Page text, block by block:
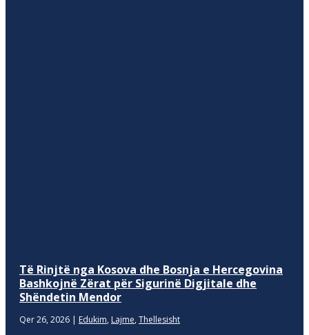
Të Rinjtë nga Kosova dhe Bosnja e Hercegovina
Bashkojnë Zërat për Sigurinë Digjitale dhe
Shëndetin Mendor
Qer 26, 2026 | Edukim, Lajme, Thellesisht